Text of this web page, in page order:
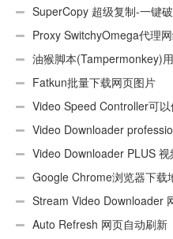
SuperCopy 超级复制-一键
Proxy SwitchyOmega代理
油猴脚本(Tampermonkey)
用Android）
Fatkun批量下载网页图片
Video Speed Controller可
Video Downloader
Video Downloader PLUS 视
Google Chrome浏览器下载
Stream Video Downloader
Auto Refresh 网页自动刷新